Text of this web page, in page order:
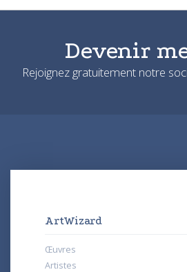
Devenir
Rejoignez gratuitement notre
ArtWizard
Œuvres
Artistes